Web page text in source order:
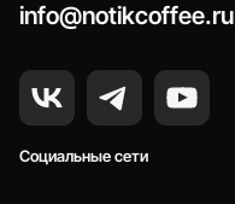
info@notikcoffee.ru
Социальные сети